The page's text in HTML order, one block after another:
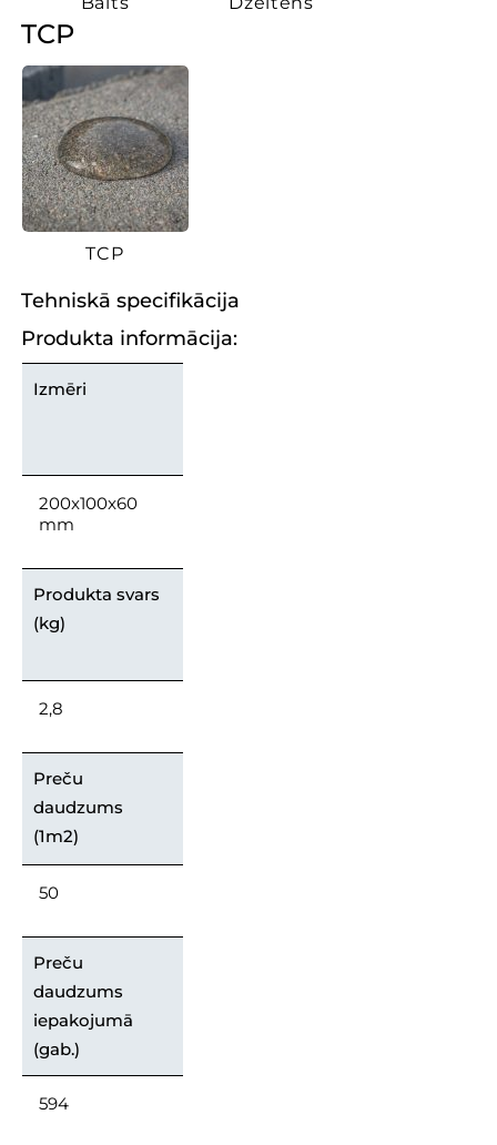
TCP
TCP
Tehniskā specifikācija
Produkta informācija:
Izmēri
200x100x60
mm
Produkta svars
(kg)
2,8
Preču
daudzums
(1m2)
50
Preču
daudzums
iepakojumā
(gab.)
594